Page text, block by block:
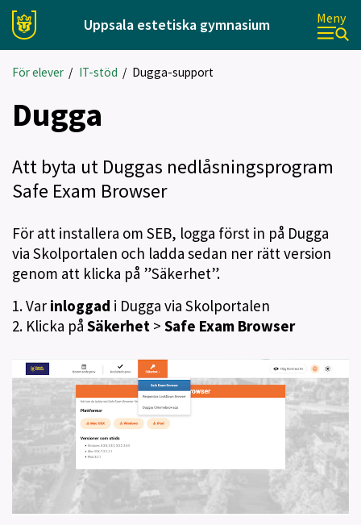
Uppsala estetiska gymnasium Meny
För elever / IT-stöd / Dugga-support
Dugga
Att byta ut Duggas nedlåsningsprogram
Safe Exam Browser
För att installera om SEB, logga först in på Dugga
via Skolportalen och ladda sedan ner rätt version
genom att klicka på ”Säkerhet”.
1. Var inloggad i Dugga via Skolportalen
2. Klicka på Säkerhet > Safe Exam Browser